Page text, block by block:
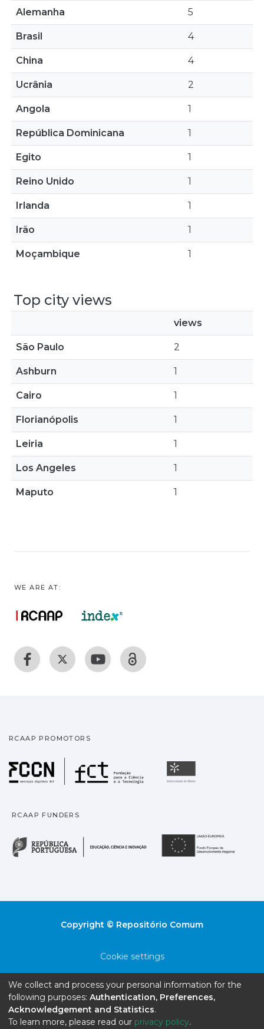
Alemanha 5
Brasil 4
China 4
Ucrânia 2
Angola 1
República Dominicana 1
Egito 1
Reino Unido 1
Irlanda 1
Irão 1
Moçambique 1
Top city views
views
São Paulo 2
Ashburn 1
Cairo 1
Florianópolis 1
Leiria 1
Los Angeles 1
Maputo 1
WE ARE AT:
RCAAP PROMOTORS
Fundação para a
RCAAP FUNDERS
República Portuguesa
Copyright © Repositório Comum
Cookie settings
End User Agreement
Send Feedback
We collect and process your personal information for the
following purposes: Authentication, Preferences,
Acknowledgement and Statistics.
To learn more, please read our privacy policy.